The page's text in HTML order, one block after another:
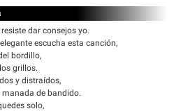
dar consejos yo.
escucha esta canción,
bordillo,
grillos.
y distraídos,
manada de bandido.
solo,